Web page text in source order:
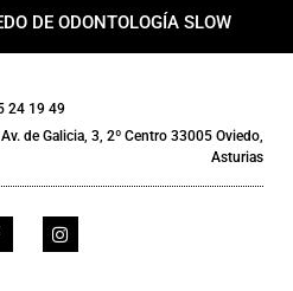
DE ODONTOLOGÍA SLOW
24 19 49
Av. de Galicia, 3, 2º Centro 33005 Oviedo,
Asturias